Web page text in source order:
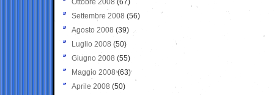
Ottobre 2008 (67)
Settembre 2008 (56)
Agosto 2008 (39)
Luglio 2008 (50)
Giugno 2008 (55)
Maggio 2008(63)
Aprile 2008 (50)